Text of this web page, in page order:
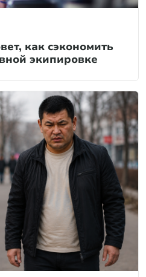
как сэкономить
экипировке